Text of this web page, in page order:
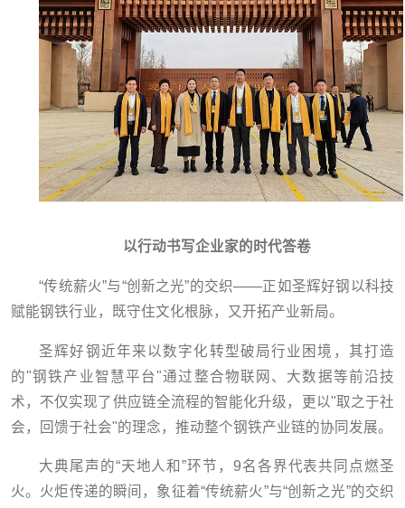
以行动书写企业家的时代答卷
“传统薪火”与“创新之光”的交织——正如圣辉好钢以科技
赋能钢铁行业，既守住文化根脉，又开拓产业新局。
圣辉好钢近年来以数字化转型破局行业困境，其打造
的"钢铁产业智慧平台"通过整合物联网、大数据等前沿技
术，不仅实现了供应链全流程的智能化升级，更以"取之于社
会，回馈于社会"的理念，推动整个钢铁产业链的协同发展。
大典尾声的“天地人和”环节，9名各界代表共同点燃圣
火。火炬传递的瞬间，象征着“传统薪火”与“创新之光”的交织